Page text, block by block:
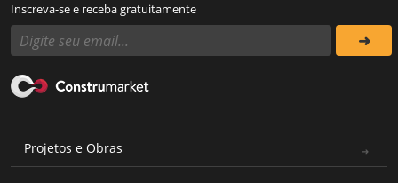
Inscreva-se e receba gratuitamente
Projetos e Obras